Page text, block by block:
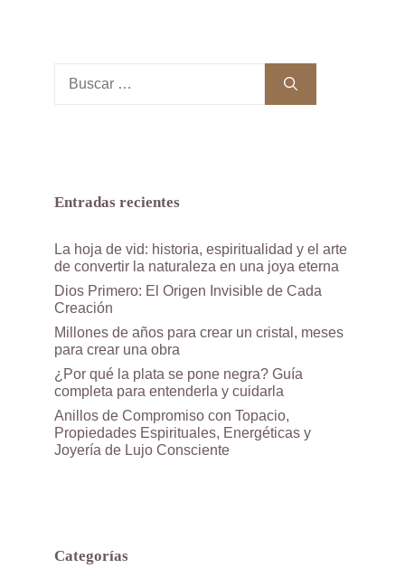
Entradas recientes
La hoja de vid: historia, espiritualidad y el arte
de convertir la naturaleza en una joya eterna
Dios Primero: El Origen Invisible de Cada
Creación
Millones de años para crear un cristal, meses
para crear una obra
¿Por qué la plata se pone negra? Guía
completa para entenderla y cuidarla
Anillos de Compromiso con Topacio,
Propiedades Espirituales, Energéticas y
Joyería de Lujo Consciente
Categorías